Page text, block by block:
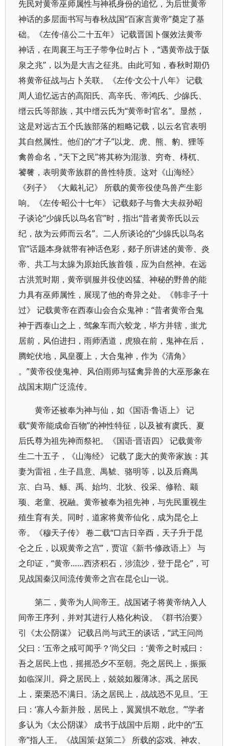
先民对黄帝巫师属性与神祇身份的追忆，为后世黄帝
神话的多层面书写与春秋战国“百家言黄帝”奠定了基
础。《左传·僖公二十五年》 记载晋国卜偃效法黄帝
神话，在周襄王与王子带争位时占卜，“遇黄帝战于阪
泉之兆”，以为是大吉之征兆。由此可知，春秋时期仍
将黄帝征战与占卜关联。《左传·文公十八年》 记载
周人追忆远古的高阳氏、高辛氏、帝鸿氏、少皞氏、
缙云氏等部族，其中缙云氏为“黄帝时官名”。显然，
这是对远古五个氏族部落的粗略记载，以云名官表明
其自然属性。他们的“才子”以龙、虎、熊、豹、狸等
禽兽命名，“天下之民”将其称为混潡、穷奇、梼杌、
饕餮，表明黄帝族群的兽性特质。这对《山海经》
《列子》 《大戴礼记》 所载的黄帝役使鸟兽产生影
响。《左传·昭公十七年》 记载郯子与鲁大夫叔孙昭
子谈论“少皞氏以鸟名官”时，指出“昔者黄帝氏以云
纪，故为云师而云名”。二人所谈论的“少皞氏以鸟名
官”话题本身就带有神话色彩，郯子所讲述的黄帝、炎
帝、共工与太皞为原始氏族首领，应为自然神。在远
古洪荒时期，黄帝驯服并役使凶猛、神秘的野兽的能
力具有巫师属性，展现了他的奇异之处。《韩非子·十
过》 记载黄帝在西泰山会合众鬼神：“昔者黄帝合鬼
神于西泰山之上，驾象车而六蛟龙，毕方并辖，蚩尤
居前，风伯进扫，雨师洒道，虎狼在前，鬼神在后，
腾蛇伏地，凤皇覆上，大合鬼神，作为《清角》
。”黄帝役使鬼神、风伯雨师与猛禽异兽的大巫形象在
战国末期广泛流传。
黄帝还被奉为神与仙，如《国语·鲁语上》 记
载“黄帝能成命百物”的神性特征，以及被有虞氏、夏
后氏尊为祖先神而祭祀。《国语·晋语四》 记载黄帝
生二十五子，《山海经》 记载了庞大的黄帝家族：其
妻为雷祖，生子昌意、禺䝞、骆明等，以及后裔禺
京、白马、鲧、禹、始均、北狄、役采、修鞈、颛
顼、老童、祝融。黄帝被奉为祖先神，与先民重视生
殖生育有关。同时，道家将黄帝仙化，成为昆仑上
帝。《穆天子传》 卷二载“□吉日辛酉，天子升于昆
仑之丘，以观黄帝之宫”，贾谊《新书·修政语上》 与
之印证，“黄帝……西济积石，涉流沙，登于昆仑”，可
见战国秦汉间流传黄帝之宫在昆仑山一说。
第二，黄帝为人间帝王。战国诸子将黄帝纳入人
间帝王序列，并对其进行人格化构设。《群书治要》
引《太公阴谋》 记载吕尚与武王的谈话，“武王问尚
父曰：‘五帝之戒可闻乎？’尚父曰 ：‘黄帝之时戒曰：
吾之居民上也，摇摇恐夕不至朝。尧之居民上，振振
如临深川。舜之居民上，兢兢如履薄冰。禹之居民
上，栗栗恐不满日。汤之居民上，战战恐不见旦。’王
曰：‘寡人今新并殷，居民上，翼翼惧不敢怠。’”学者
多认为《太公阴谋》 成书于战国中后期，此中的“五
帝”指人王。《战国策·赵策二》 所载的宓戏、神农、